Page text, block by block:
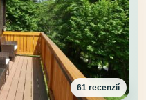
61 recenzií